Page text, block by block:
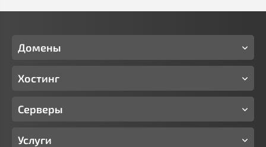
Домены
Хостинг
Серверы
Услуги